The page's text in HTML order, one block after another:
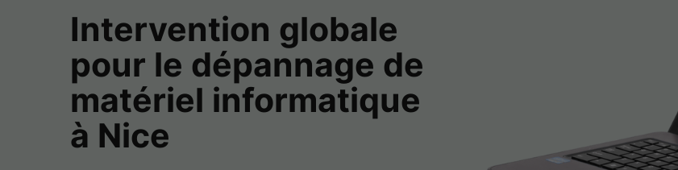
Intervention globale
pour le dépannage de
matériel informatique
à Nice